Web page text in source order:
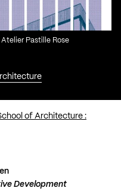
Pastille Rose
of Architecture :
Development